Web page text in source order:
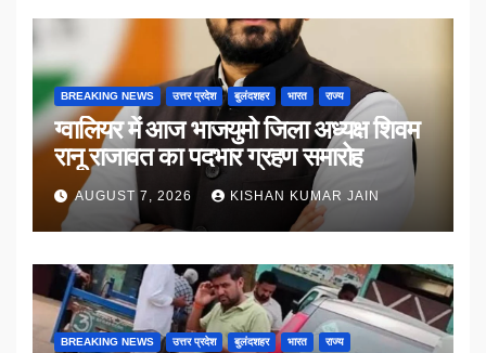
BREAKING NEWS उत्तर प्रदेश बुलंदशहर भारत राज्य
ग्वालियर में आज भाजयुमो जिला अध्यक्ष शिवम
रानू राजावत का पदभार ग्रहण समारोह
AUGUST 7, 2026 KISHAN KUMAR JAIN
BREAKING NEWS उत्तर प्रदेश बुलंदशहर भारत राज्य